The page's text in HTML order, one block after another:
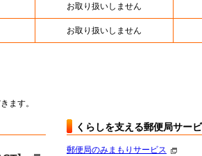
お取り扱いしません
お取り扱いしません
ます。
くらしを支える郵便局サー
郵便局のみまもりサービス